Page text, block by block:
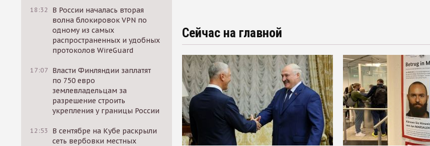
18:32
В России началась вторая
волна блокировок VPN по
одному из самых
распространенных и удобных
протоколов WireGuard
17:07 Власти Финляндии заплатят
по 750 евро
землевладельцам за
разрешение строить
укрепления у границы России
12:53
В сентябре на Кубе раскрыли
сеть вербовки местных
Сейчас на главной